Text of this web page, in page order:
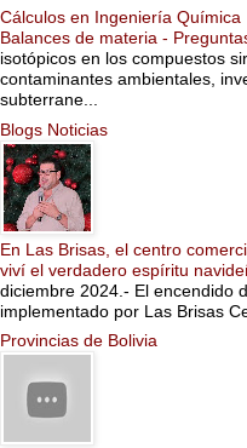
Cálculos en Ingeniería Química
Balances de materia -
isotópicos en los compuestos
contaminantes ambientales,
subterrane...
Blogs Noticias
En Las Brisas, el centro
viví el verdadero espíritu
diciembre 2024.- El encendido
implementado por Las Brisas
Provincias de Bolivia